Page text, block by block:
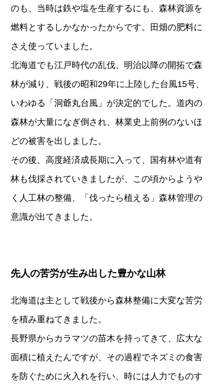
のも、当時は鉄や塩を生産するにも、森林資源を
燃料とするしかなかったからです。田畑の肥料に
さえ使っていました。
北海道でも江戸時代の乱伐、明治以降の開拓で森
林が減り、戦後の昭和29年に上陸した台風15号、
いわゆる「洞爺丸台風」が決定的でした。道内の
森林が大量になぎ倒され、林業史上前例のないほ
どの被害を出しました。
その後、高度経済成長期に入って、国有林や道有
林も伐採されていきましたが、この頃からようや
く人工林の整備、「伐ったら植える」森林管理の
意識が出てきました。
先人の苦労が生み出した豊かな山林
北海道は主として戦後から森林整備に大変な苦労
を積み重ねてきました。
長野県からカラマツの苗木を持ってきて、広大な
面積に植えたんですが、その過程でネズミの食害
を防ぐために火入れを行い、時には人力でものす